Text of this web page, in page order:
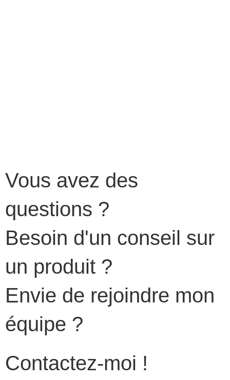
Vous avez des
questions ?
Besoin d'un conseil sur
un produit ?
Envie de rejoindre mon
équipe ?
Contactez-moi !